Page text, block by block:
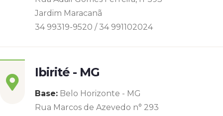
Jardim Maracanã
34 99319-9520 / 34 991102024
Ibirité - MG
Base: Belo Horizonte - MG
Rua Marcos de Azevedo n° 293